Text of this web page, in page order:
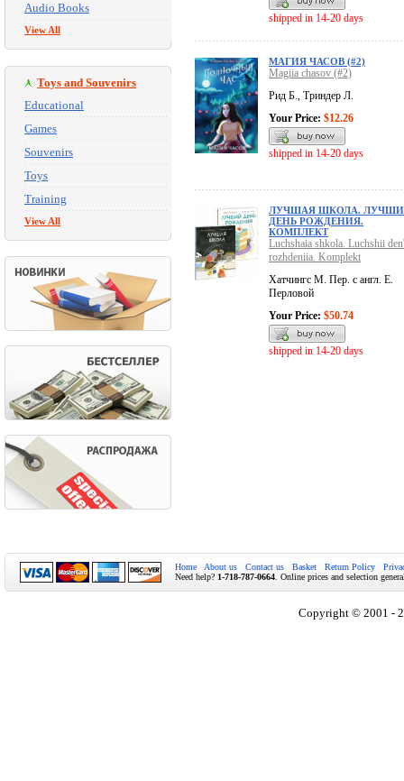
Audio Books
View All
Toys and Souvenirs
Educational
Games
Souvenirs
Toys
Training
View All
shipped in 14-20 days
МАГИЯ ЧАСОВ (#2)
Magiia chasov (#2)
Рид Б., Триндер Л.
Your Price: $12.26
shipped in 14-20 days
ЛУЧШАЯ ШКОЛА.
ДЕНЬ РОЖДЕНИЯ.
КОМПЛЕКТ
Luchshaia shkola. Luchshii den'
rozhdeniia. Komplekt
Хатчингс М. Пер. с англ. Е.
Перловой
Your Price: $50.74
shipped in 14-20 days
Home About us Contact us Basket Return Policy
Need help? 1-718-787-0664 . Online prices and selection
Copyright © 2001 -